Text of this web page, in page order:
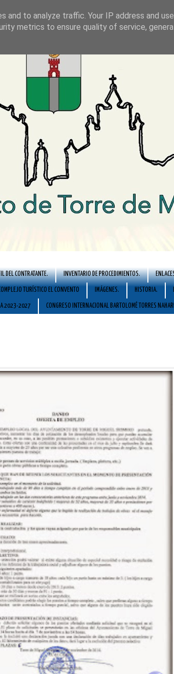
DEL CONTRATANTE. INVENTARIO DE PROCEDIMIENTOS.
TURÍSTICO EL CONVENTO IMÁGENES. HISTORIA.
2023-2027 CONGRESO INTERNACIONAL BARTOLOMÉ TORRES
to analyze traffic. Your IP address and
metrics to ensure quality of service,